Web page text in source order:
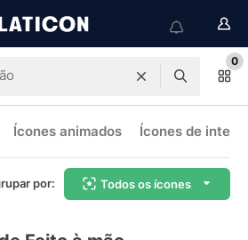
0
Ícones animados Ícones de
por: Todos os ícones